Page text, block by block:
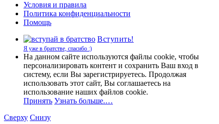
Условия и правила
Политика конфиденциальности
Помощь
Вступить!
Я уже в братстве, спасибо :)
На данном сайте используются файлы cookie, чтобы
персонализировать контент и сохранить Ваш вход в
систему, если Вы зарегистрируетесь. Продолжая
использовать этот сайт, Вы соглашаетесь на
использование наших файлов cookie.
Принять Узнать больше.…
Сверху Снизу